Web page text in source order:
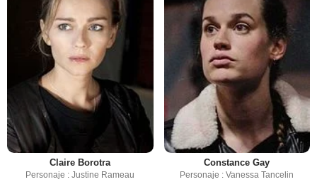
Claire Borotra
Personaje : Justine Rameau
Constance Gay
Personaje : Vanessa Tancelin